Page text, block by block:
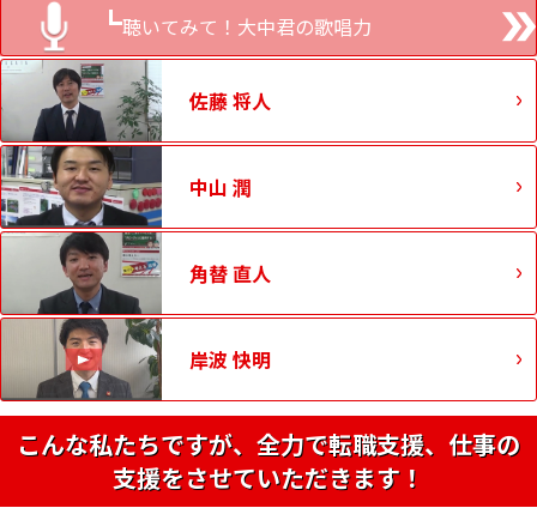
聴いてみて！大中君の歌唱力
佐藤 将人
中山 潤
角替 直人
岸波 快明
こんな私たちですが、全力で転職支援、仕事の
支援をさせていただきます！